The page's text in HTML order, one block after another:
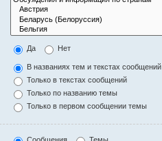
Да Нет
В названиях тем и текстах сообщений
Только в текстах сообщений
Только по названию темы
Только в первом сообщении темы